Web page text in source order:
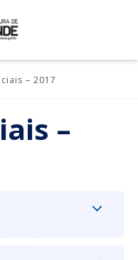
– 2017
–